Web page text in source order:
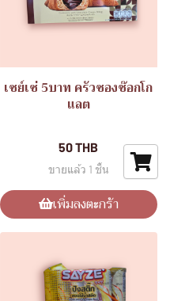
เซย์เซ่ 5บาท ครัวซองช๊อกโก
แลต
50 THB
ขายแล้ว 1 ชิ้น
เพิ่มลงตะกร้า